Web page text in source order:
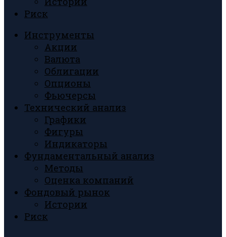
Риск
Инструменты
Акции
Валюта
Облигации
Опционы
Фьючерсы
Технический анализ
Графики
Фигуры
Индикаторы
Фундаментальный анализ
Методы
Оценка компаний
Фондовый рынок
Истории
Риск